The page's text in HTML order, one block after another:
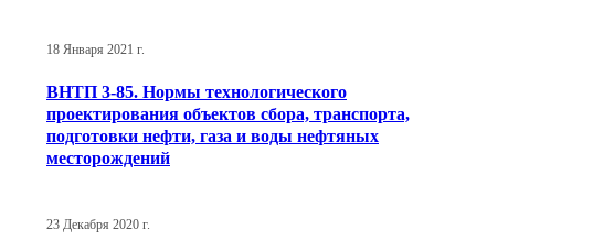
18 Января 2021 г.
ВНТП 3-85. Нормы технологического
проектирования объектов сбора, транспорта,
подготовки нефти, газа и воды нефтяных
месторождений
23 Декабря 2020 г.